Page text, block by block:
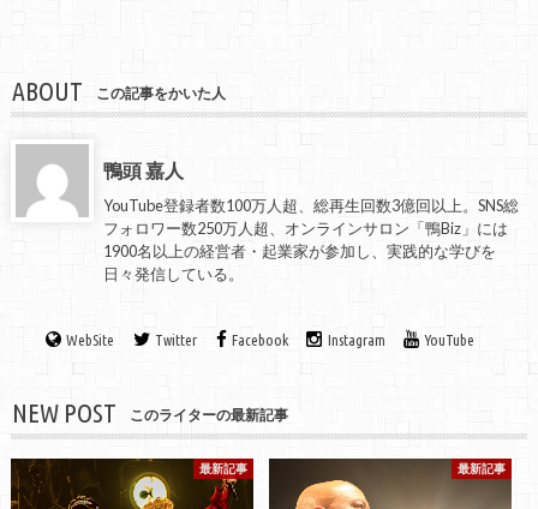
ABOUT この記事をかいた人
鴨頭 嘉人
YouTube登録者数100万人超、総再生回数3億回以上。SNS総
フォロワー数250万人超、オンラインサロン「鴨Biz」には
1900名以上の経営者・起業家が参加し、実践的な学びを
日々発信している。
WebSite Twitter Facebook Instagram YouTube
NEW POST このライターの最新記事
最新記事 最新記事